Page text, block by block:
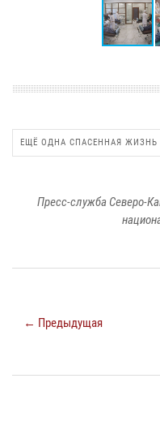
ЕЩЁ ОДНА СПАСЕННАЯ ЖИЗНЬ
Пресс-служба Северо-
← Предыдущая